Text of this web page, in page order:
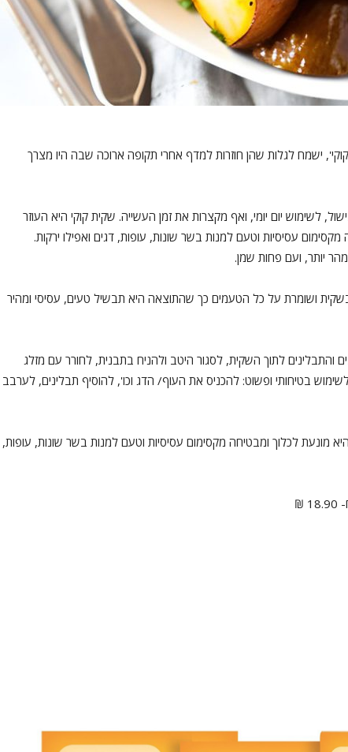
ישמח לגלות שהן חוזרות למדף אחרי תקופה ארוכה שבה היו מצרך
לשימוש יום יומי, ואף מקצרות את זמן העשייה. שקית קוקי היא העוזר
עסיסיות וטעם למנות בשר שונות, עופות, דגים ואפילו ירקות.
יותר, ועם פחות שמן.
בשקית ושומרת על כל הטעמים כך שהתוצאה היא תבשיל טעים, עסיסי ומהיר
לתוך השקית, לסגור היטב ולהניח בתבנית, לחורר עם מזלג
בטיחותי ופשוט: להכניס את העוף/ הדג וכו', להוסיף תבלינים, לערבב
מונעת לכלוך ומבטיחה מקסימום עסיסיות וטעם למנות בשר שונות, עופות,